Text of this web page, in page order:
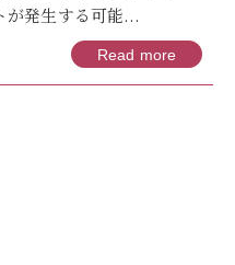
が発生する可能...
Read more